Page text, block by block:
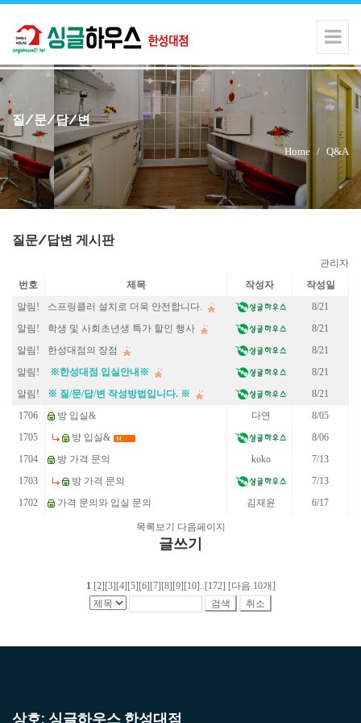
질/문/답/변
Home / Q&A
질문/답변 게시판
관리자
번호
제목 작성자
작성일
알림!
스프링클러 설치로 더욱 안전합니다.
8/21
알림!
학생 및 사회초년생 특가 할인 행사
8/21
알림!
한성대점의 장점
8/21
알림!
※한성대점 입실안내※
8/21
알림!
※ 질/문/답/변 작성방법입니다. ※
8/21
1706
방 입실& 다연
8/05
1705
방 입실&
8/06
1704
방 가격 문의 koko
7/13
1703
방 가격 문의
7/13
1702
가격 문의와 입실 문의 김재윤 6/17
목록보기 다음페이지
글쓰기
1 [2] [3] [4] [5] [6] [7] [8] [9] [10] .. [172] [다음 10개]
상호: 싱글하우스 한성대점